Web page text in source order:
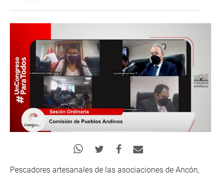
Pescadores artesanales de las asociaciones de Ancón,